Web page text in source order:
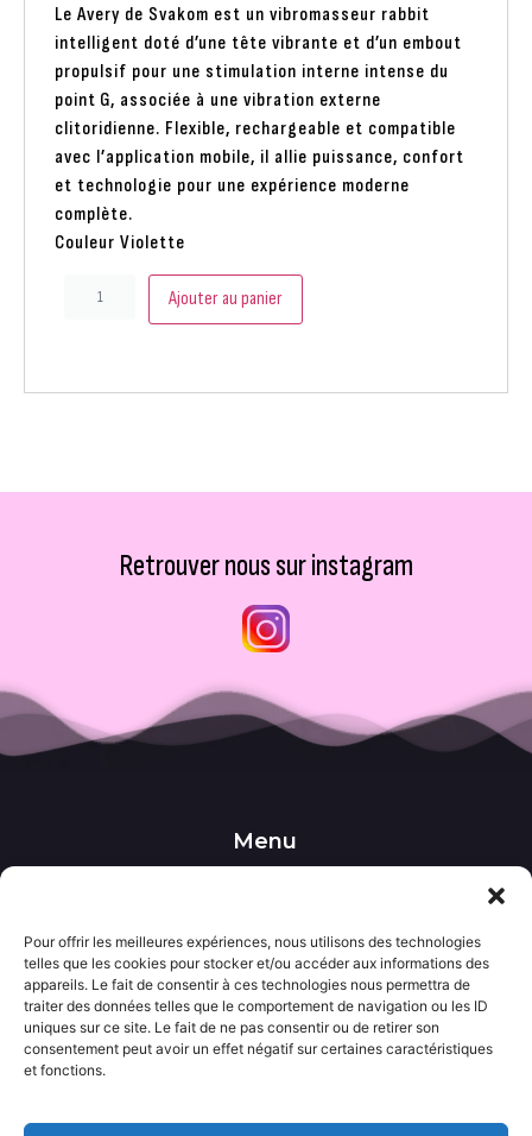
Pour offrir les meilleures expériences, nous utilisons des technologies
telles que les cookies pour stocker et/ou accéder aux informations des
appareils. Le fait de consentir à ces technologies nous permettra de
traiter des données telles que le comportement de navigation ou les ID
uniques sur ce site. Le fait de ne pas consentir ou de retirer son
consentement peut avoir un effet négatif sur certaines caractéristiques
et fonctions.
Le Avery de Svakom est un vibromasseur rabbit
intelligent doté d’une tête vibrante et d’un embout
propulsif pour une stimulation interne intense du
point G, associée à une vibration externe
clitoridienne. Flexible, rechargeable et compatible
avec l’application mobile, il allie puissance, confort
et technologie pour une expérience moderne
complète.
Couleur Violette
Ajouter au panier
Retrouver nous sur instagram
Menu
••• Accueil
••• Wishlist
••• Actualités
Informations